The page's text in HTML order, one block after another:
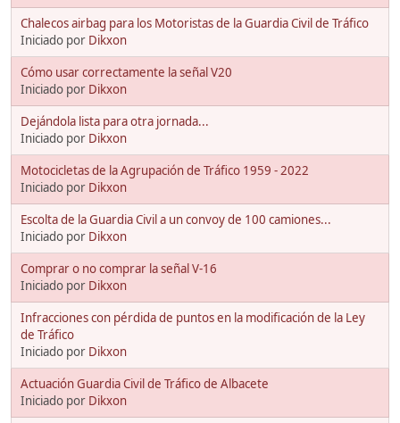
Chalecos airbag para los Motoristas de la Guardia Civil de Tráfico
Iniciado por Dikxon
Cómo usar correctamente la señal V20
Iniciado por Dikxon
Dejándola lista para otra jornada...
Iniciado por Dikxon
Motocicletas de la Agrupación de Tráfico 1959 - 2022
Iniciado por Dikxon
Escolta de la Guardia Civil a un convoy de 100 camiones...
Iniciado por Dikxon
Comprar o no comprar la señal V-16
Iniciado por Dikxon
Infracciones con pérdida de puntos en la modificación de la Ley
de Tráfico
Iniciado por Dikxon
Actuación Guardia Civil de Tráfico de Albacete
Iniciado por Dikxon